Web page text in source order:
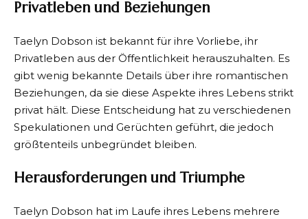
Privatleben und Beziehungen
Taelyn Dobson ist bekannt für ihre Vorliebe, ihr
Privatleben aus der Öffentlichkeit herauszuhalten. Es
gibt wenig bekannte Details über ihre romantischen
Beziehungen, da sie diese Aspekte ihres Lebens strikt
privat hält. Diese Entscheidung hat zu verschiedenen
Spekulationen und Gerüchten geführt, die jedoch
größtenteils unbegründet bleiben.
Herausforderungen und Triumphe
Taelyn Dobson hat im Laufe ihres Lebens mehrere